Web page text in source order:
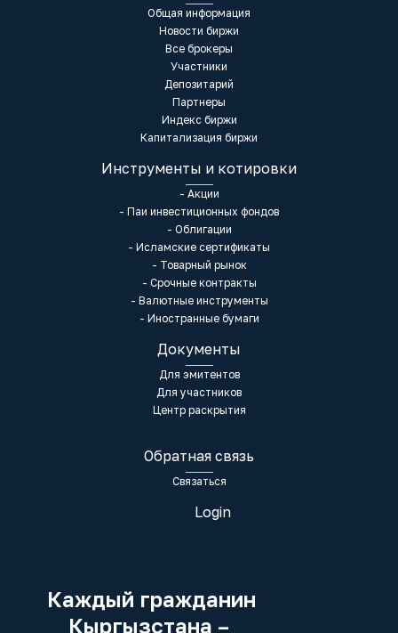
Общая информация
Новости биржи
Все брокеры
Участники
Депозитарий
Партнеры
Индекс биржи
Капитализация биржи
Инструменты и котировки
- Акции
- Паи инвестиционных фондов
- Облигации
- Исламские сертификаты
- Товарный рынок
- Срочные контракты
- Валютные инструменты
- Иностранные бумаги
Документы
Для эмитентов
Для участников
Центр раскрытия
Обратная связь
Связаться
Login
Каждый гражданин
Кыргызстана –